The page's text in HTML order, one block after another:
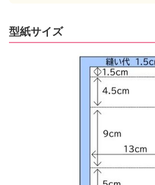
型紙サイズ